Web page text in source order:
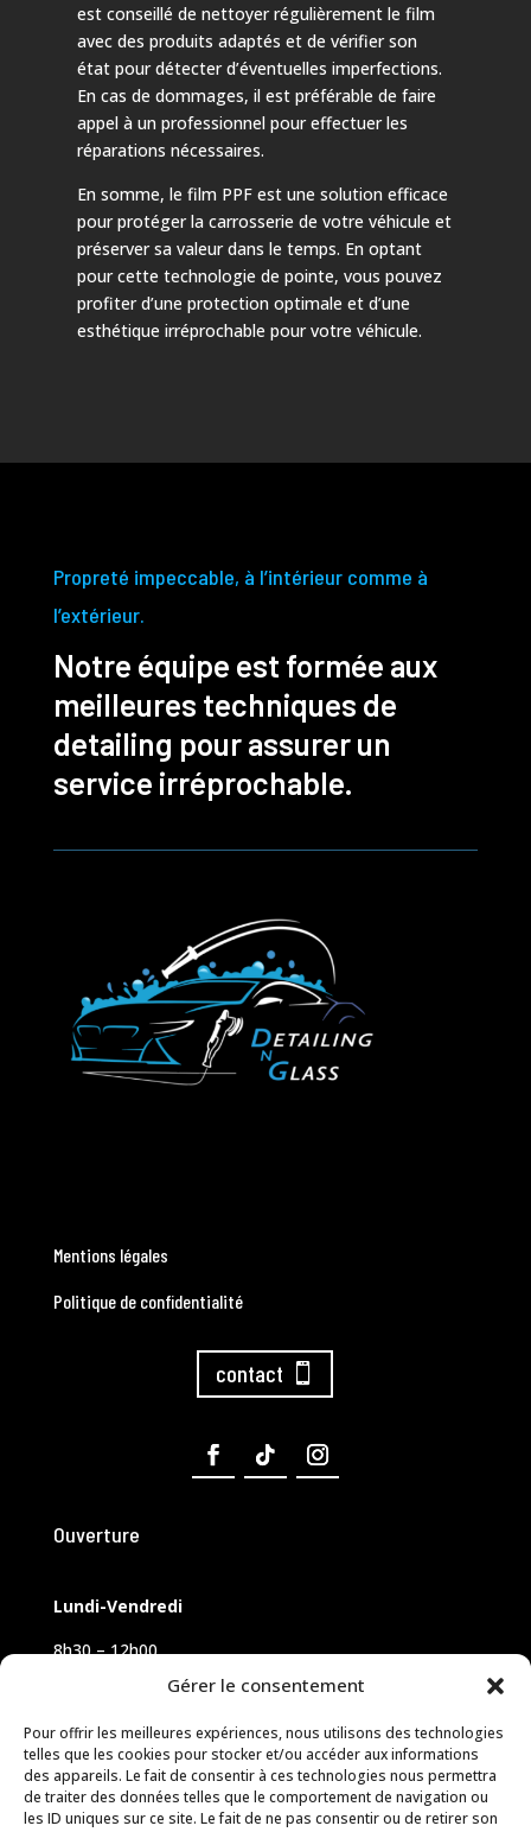
Gérer le consentement
Pour offrir les meilleures expériences, nous utilisons des technologies
telles que les cookies pour stocker et/ou accéder aux informations
des appareils. Le fait de consentir à ces technologies nous permettra
de traiter des données telles que le comportement de navigation ou
les ID uniques sur ce site. Le fait de ne pas consentir ou de retirer son
est conseillé de nettoyer régulièrement le film
avec des produits adaptés et de vérifier son
état pour détecter d’éventuelles imperfections.
En cas de dommages, il est préférable de faire
appel à un professionnel pour effectuer les
réparations nécessaires.
En somme, le film PPF est une solution efficace
pour protéger la carrosserie de votre véhicule et
préserver sa valeur dans le temps. En optant
pour cette technologie de pointe, vous pouvez
profiter d’une protection optimale et d’une
esthétique irréprochable pour votre véhicule.
Propreté impeccable, à l’intérieur comme à
l’extérieur.
Notre équipe est formée aux
meilleures techniques de
detailing pour assurer un
service irréprochable.
Mentions légales
Politique de confidentialité
contact
Ouverture
Lundi-Vendredi
8h30 – 12h00
Samedi sur rendez-vous